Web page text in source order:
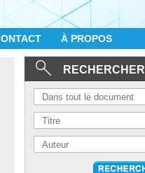
À PROPOS
RECHERCHER